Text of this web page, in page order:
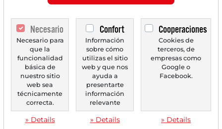
08/06/2026 a las 07 h
PROGRESSIVE
The Progressive Corporation: La dominancia
algorítmica en el mercado de seguros de EE. UU.
Necesario
Necesario para
que la
funcionalidad
básica de
nuestro sitio
web sea
técnicamente
correcta.
» Details
Confort
Información
sobre cómo
utilizas el sitio
web y que nos
ayuda a
presentarte
información
relevante
» Details
Cooperaciones
Cookies de
terceros, de
empresas como
Google o
Facebook.
» Details